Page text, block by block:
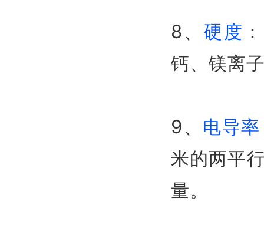
8、 硬度
钙、镁离
9、 电导率
米的两平
量。